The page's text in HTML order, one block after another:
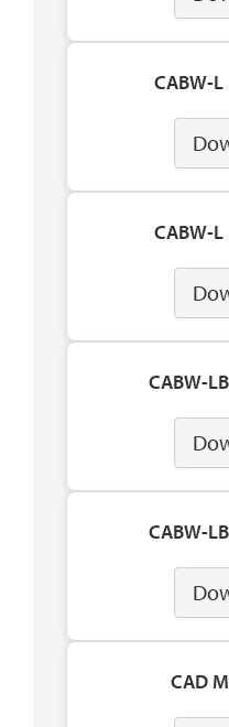
CABW-
CABW-
CABW-
CABW-
CAD